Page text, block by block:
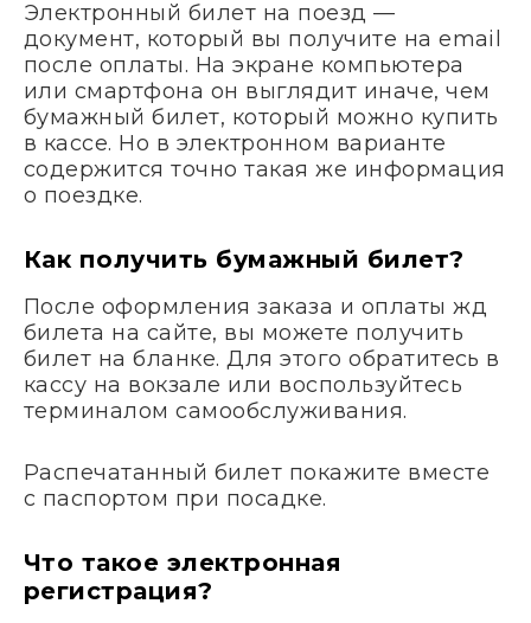
Электронный билет на поезд —
документ, который вы получите на email
после оплаты. На экране компьютера
или смартфона он выглядит иначе, чем
бумажный билет, который можно купить
в кассе. Но в электронном варианте
содержится точно такая же информация
о поездке.
Как получить бумажный билет?
После оформления заказа и оплаты жд
билета на сайте, вы можете получить
билет на бланке. Для этого обратитесь в
кассу на вокзале или воспользуйтесь
терминалом самообслуживания.
Распечатанный билет покажите вместе
с паспортом при посадке.
Что такое электронная
регистрация?